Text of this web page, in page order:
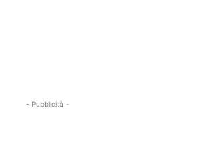
- Pubblicità -